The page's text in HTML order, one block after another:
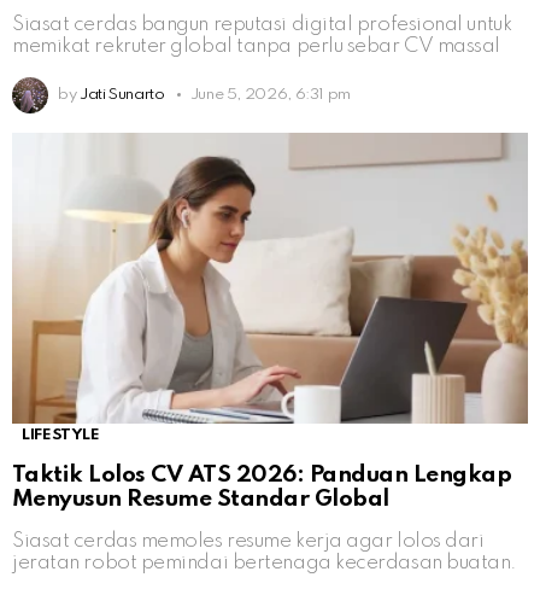
Siasat cerdas bangun reputasi digital profesional untuk
memikat rekruter global tanpa perlu sebar CV massal
by Jati Sunarto June 5, 2026, 6:31 pm
LIFESTYLE
Taktik Lolos CV ATS 2026: Panduan Lengkap
Menyusun Resume Standar Global
Siasat cerdas memoles resume kerja agar lolos dari
jeratan robot pemindai bertenaga kecerdasan buatan.